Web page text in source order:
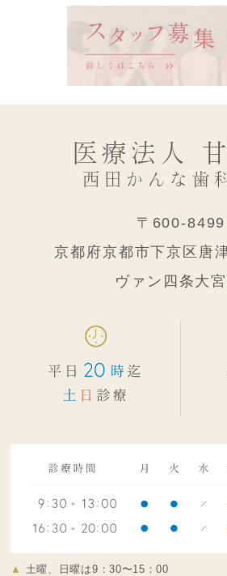
医療法人
西田かんな歯
〒600-8499
京都府京都市下京区唐
ヴァン四条大
▲ 土曜、日曜は9：30〜15：00